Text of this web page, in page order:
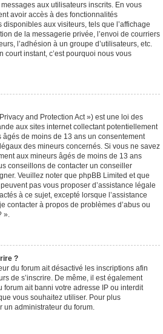
aux utilisateurs inscrits. En vous
avoir accès à des fonctionnalités
aux visiteurs, tels que l’affichage
de la messagerie privée, l’envoi de courriers
l’adhésion à un groupe d’utilisateurs, etc.
court instant, c’est pourquoi nous vous
and Protection Act ») est une loi des
aux sites internet collectant potentiellement
de moins de 13 ans un consentement
des mineurs concernés. Si vous ne savez
aux mineurs âgés de moins de 13 ans
conseillons de contacter un conseiller
Veuillez noter que phpBB Limited et que
pas vous proposer d’assistance légale
à ce sujet, excepté lorsque l’assistance
contacter à propos de problèmes d’abus ou
».
?
du forum ait désactivé les inscriptions afin
de s’inscrire. De même, il est également
forum ait banni votre adresse IP ou interdit
vous souhaitez utiliser. Pour plus
un administrateur du forum.